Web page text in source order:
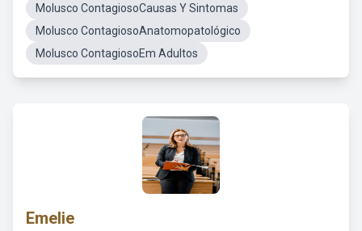
Molusco ContagiosoCausas Y Sintomas
Molusco ContagiosoAnatomopatológico
Molusco ContagiosoEm Adultos
Emelie